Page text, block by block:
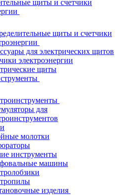
щиты и счетчики
щиты и счетчики
для электрических щитов
электроэнергии
щиты
для
молотки
инструменты
машины
изделия